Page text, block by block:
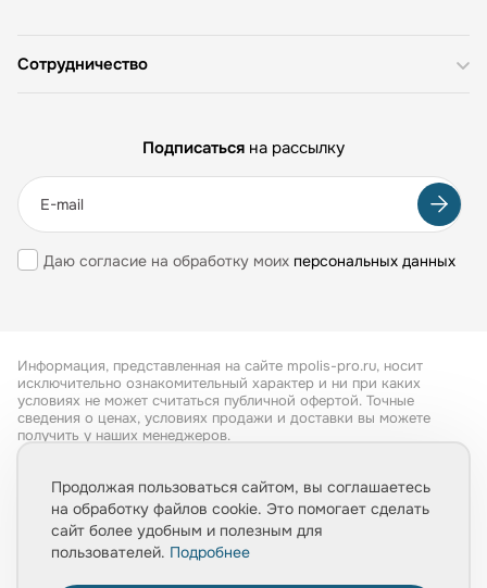
Сотрудничество
Подписаться на рассылку
Даю согласие на обработку моих персональных данных
Информация, представленная на сайте mpolis-pro.ru, носит
исключительно ознакомительный характер и ни при каких
условиях не может считаться публичной офертой. Точные
сведения о ценах, условиях продажи и доставки вы можете
получить у наших менеджеров.
Обработка персональных данных
Политика конфиденциальности
Продолжая пользоваться сайтом, вы соглашаетесь
на обработку файлов cookie. Это помогает сделать
сайт более удобным и полезным для
пользователей. Подробнее